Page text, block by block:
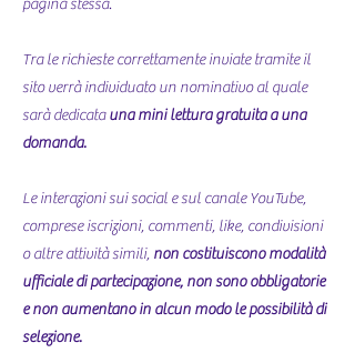
pagina stessa.
Tra le richieste correttamente inviate tramite il
sito verrà individuato un nominativo al quale
sarà dedicatauna mini lettura gratuita a una
domanda.
Le interazioni sui social e sul canale YouTube,
comprese iscrizioni, commenti, like, condivisioni
o altre attività simili, non costituiscono modalità
ufficiale di partecipazione, non sono obbligatorie
e non aumentano in alcun modo le possibilità di
selezione.